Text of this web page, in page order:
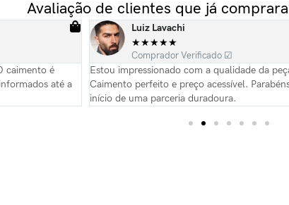
Avaliação de clientes que já
caimento é
até a
Luiz Lavachi
★★★★★
Comprador Verificado ☑
Estou impressionado com a qualidade da
Caimento perfeito e preço acessível.
início de uma parceria duradoura.